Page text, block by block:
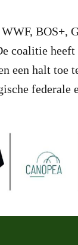
BOS+,
coalitie
een halt toe
federale